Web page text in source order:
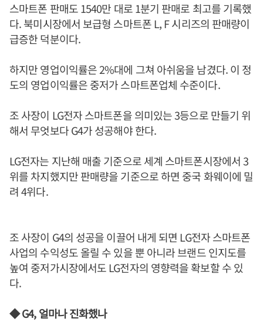
스마트폰 판매도 1540만 대로 1분기 판매로 최고를 기록했
다. 북미시장에서 보급형 스마트폰 L, F 시리즈의 판매량이
급증한 덕분이다.
하지만 영업이익률은 2%대에 그쳐 아쉬움을 남겼다. 이 정
도의 영업이익률은 중저가 스마트폰업체 수준이다.
조 사장이 LG전자 스마트폰을 의미있는 3등으로 만들기 위
해서 무엇보다 G4가 성공해야 한다.
LG전자는 지난해 매출 기준으로 세계 스마트폰시장에서 3
위를 차지했지만 판매량을 기준으로 하면 중국 화웨이에 밀
려 4위다.
조 사장이 G4의 성공을 이끌어 내게 되면 LG전자 스마트폰
사업의 수익성도 올릴 수 있을 뿐 아니라 브랜드 인지도를
높여 중저가시장에서도 LG전자의 영향력을 확보할 수 있
다.
◆ G4, 얼마나 진화했나